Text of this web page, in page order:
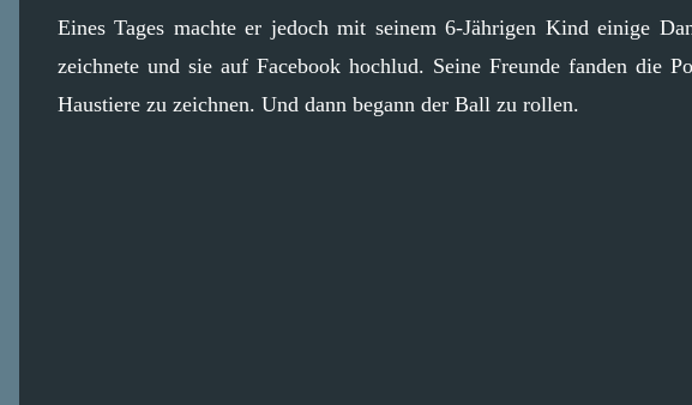
Eines Tages machte er jedoch mit seinem 6-Jährigen Kind einige
zeichnete und sie auf Facebook hochlud. Seine Freunde fanden die
Haustiere zu zeichnen. Und dann begann der Ball zu rollen.